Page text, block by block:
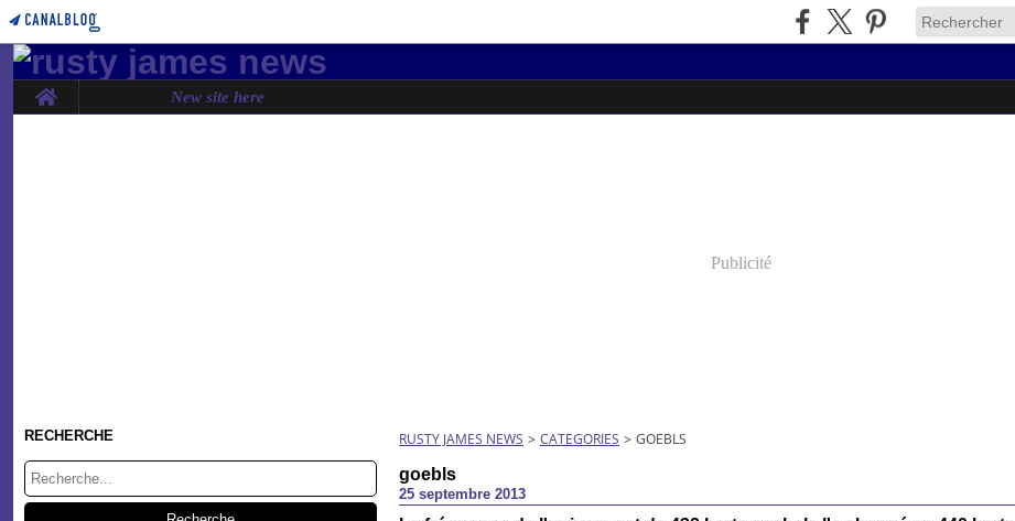
Home New site here
Publicité
RECHERCHE RUSTY JAMES NEWS > CATEGORIES > GOEBLS
goebls
25 septembre 2013